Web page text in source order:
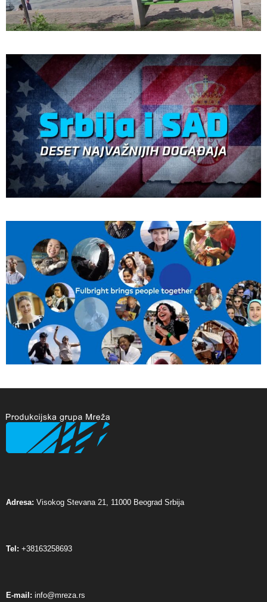
Adresa: Visokog Stevana 21, 11000 Beograd Srbija
Tel: +38163258693
E-mail: info@mreza.rs